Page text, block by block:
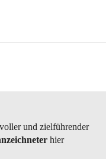
und zielführender
hier